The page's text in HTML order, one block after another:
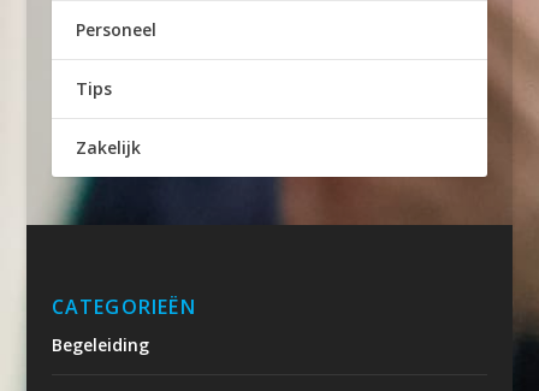
Personeel
Tips
Zakelijk
CATEGORIEËN
Begeleiding